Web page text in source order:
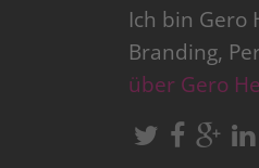
Ich bin Gero
Branding,
über Gero